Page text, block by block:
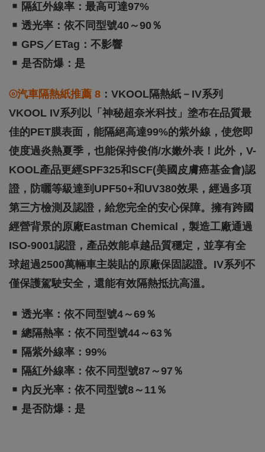
隔紅外線率：最高可達97%
透光率：依不同型號40～90％
GPS／eTag：不影響
是否防爆：是
⦾汽車隔熱紙推薦 8 ：VKOOL隔熱紙－iV系列
VKOOL IV系列以「神秘超奈米科技」塗布在品質最
佳的PET膜表面，能隔絕高達99%的紫外線，使您即
使度過炎熱夏季，也能保持俊俏/水嫩外表！此外，V-
KOOL產品更經SPF325和SCF(美國皮膚癌基金會)認
證，防曬等級達到UPF50+和UV380效果，經過多項
第三方檢測及認證，給您完全的安心保障。擁有跨國
經營背景的原廠Eastman Chemical，製造工廠通過
ISO-9001認證，產品效能卓越品質穩定，並享有全
球超過2500萬輛車主裝貼的原廠保固認證。iV系列不
僅保護駕駛安全，還能有效隔熱抵抗高溫。
透光率：依不同型號4～69％
總隔熱率：依不同型號44～63％
隔紫外線率：99%
隔紅外線率：依不同型號87～97％
內反光率：依不同型號8～11％
是否防爆：是